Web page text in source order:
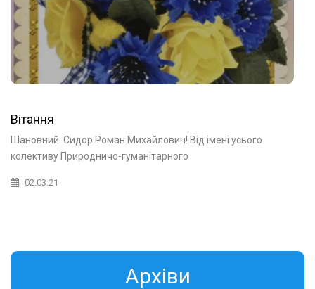
Вітання
Шановний Сидор Роман Михайлович! Від імені усього
колективу Природничо-гуманітарного
02.03.21
Aрхіви